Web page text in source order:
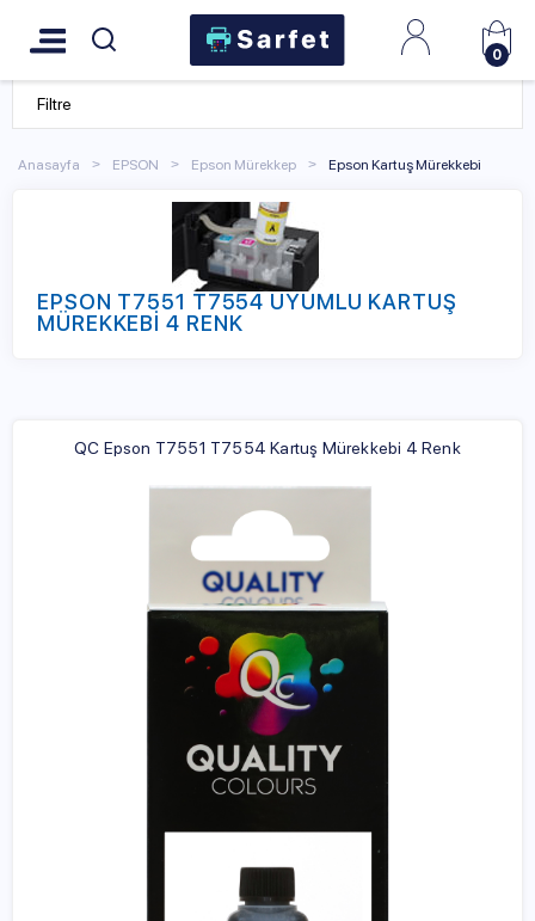
0
Filtre
Anasayfa EPSON Epson Mürekkep Epson Kartuş Mürekkebi
EPSON T7551 T7554 UYUMLU KARTUŞ
MÜREKKEBİ 4 RENK
QC Epson T7551 T7554 Kartuş Mürekkebi 4 Renk